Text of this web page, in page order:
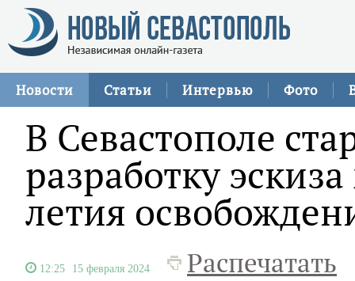
Новости Статьи Интервью Фото
В Севастополе
разработку
летия
12:25 15 февраля 2024 Распечатать